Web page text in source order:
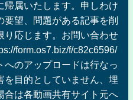
帰属いたします。申しわけ
望、問題がある記事を削
り応じます。お問い合わせ
form.os7.biz/f/c82c6596/
へのアップロードは行なっ
を目的としていません、埋
合は各動画共有サイト元へ